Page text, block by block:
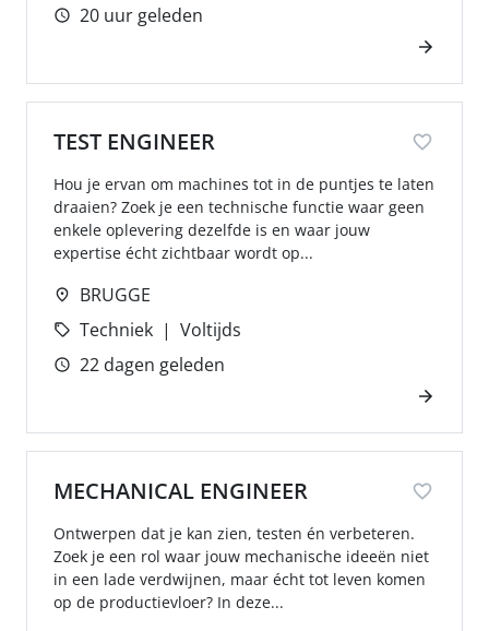
20 uur geleden
TEST ENGINEER
Hou je ervan om machines tot in de puntjes te laten
draaien? Zoek je een technische functie waar geen
enkele oplevering dezelfde is en waar jouw
expertise écht zichtbaar wordt op...
BRUGGE
Techniek
Voltijds
22 dagen geleden
MECHANICAL ENGINEER
Ontwerpen dat je kan zien, testen én verbeteren.
Zoek je een rol waar jouw mechanische ideeën niet
in een lade verdwijnen, maar écht tot leven komen
op de productievloer? In deze...